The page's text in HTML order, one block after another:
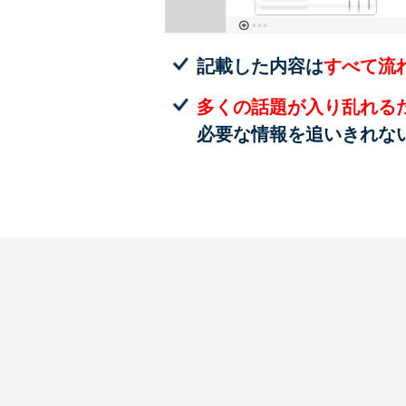
記載した内容はすべて流
多くの話題が入り乱れる
必要な情報を追いきれな